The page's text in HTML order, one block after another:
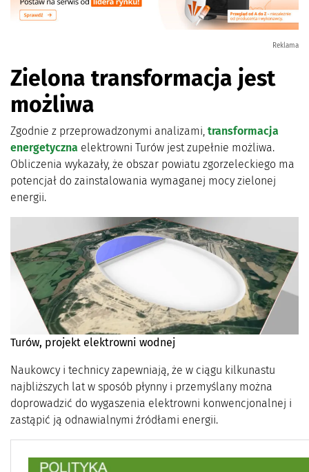
Reklama
Zielona transformacja jest
możliwa
Zgodnie z przeprowadzonymi analizami, transformacja
energetyczna elektrowni Turów jest zupełnie możliwa.
Obliczenia wykazały, że obszar powiatu zgorzeleckiego ma
potencjał do zainstalowania wymaganej mocy zielonej
energii.
Turów, projekt elektrowni wodnej
Naukowcy i technicy zapewniają, że w ciągu kilkunastu
najbliższych lat w sposób płynny i przemyślany można
doprowadzić do wygaszenia elektrowni konwencjonalnej i
zastąpić ją odnawialnymi źródłami energii.